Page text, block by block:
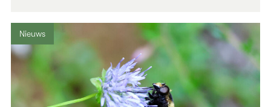
Nieuws